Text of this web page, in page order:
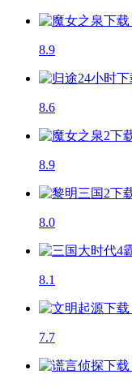
8.9
8.6
8.9
8.0
8.1
7.7